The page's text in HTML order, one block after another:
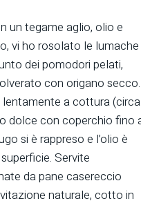
un tegame aglio, olio e
vi ho rosolato le lumache
dei pomodori pelati,
con origano secco.
a cottura
dolce con coperchio fino
si è rappreso e l’olio è
Servite
da pane casereccio
naturale, cotto in